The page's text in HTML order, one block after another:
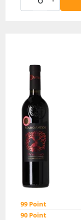
99 Point
90 Point